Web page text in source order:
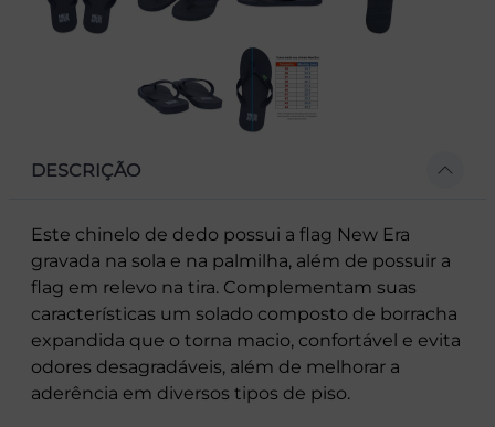
DESCRIÇÃO
Este chinelo de dedo possui a flag New Era
gravada na sola e na palmilha, além de possuir a
flag em relevo na tira. Complementam suas
características um solado composto de borracha
expandida que o torna macio, confortável e evita
odores desagradáveis, além de melhorar a
aderência em diversos tipos de piso.